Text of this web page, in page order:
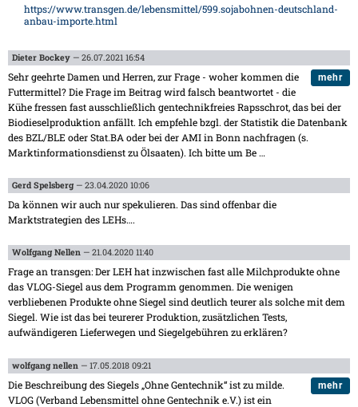
https://www.transgen.de/lebensmittel/599.sojabohnen-deutschland-
anbau-importe.html
Dieter Bockey — 26.07.2021 16:54
mehr
Sehr geehrte Damen und Herren, zur Frage - woher kommen die
Futtermittel? Die Frage im Beitrag wird falsch beantwortet - die
Kühe fressen fast ausschließlich gentechnikfreies Rapsschrot, das bei der
Biodieselproduktion anfällt. Ich empfehle bzgl. der Statistik die Datenbank
des BZL/BLE oder Stat.BA oder bei der AMI in Bonn nachfragen (s.
Marktinformationsdienst zu Ölsaaten). Ich bitte um Be …
Gerd Spelsberg — 23.04.2020 10:06
Da können wir auch nur spekulieren. Das sind offenbar die
Marktstrategien des LEHs….
Wolfgang Nellen — 21.04.2020 11:40
Frage an transgen: Der LEH hat inzwischen fast alle Milchprodukte ohne
das VLOG-Siegel aus dem Programm genommen. Die wenigen
verbliebenen Produkte ohne Siegel sind deutlich teurer als solche mit dem
Siegel. Wie ist das bei teurerer Produktion, zusätzlichen Tests,
aufwändigeren Lieferwegen und Siegelgebühren zu erklären?
wolfgang nellen — 17.05.2018 09:21
mehr
Die Beschreibung des Siegels „Ohne Gentechnik“ ist zu milde.
VLOG (Verband Lebensmittel ohne Gentechnik e.V.) ist ein